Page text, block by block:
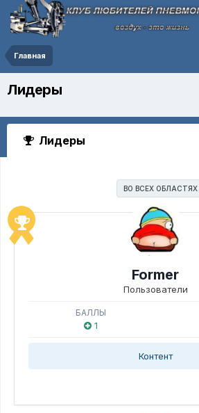
Главная
Лидеры
Лидеры
ВО ВСЕХ ОБЛАСТЯХ
Former
Пользователи
БАЛЛЫ
1
Контент